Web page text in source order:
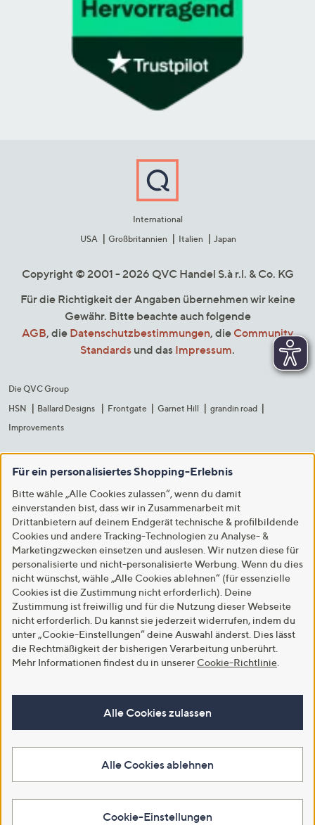
International
USA
Großbritannien Italien Japan
Copyright © 2001 - 2026 QVC Handel S.à r.l. & Co. KG
Für die Richtigkeit der Angaben übernehmen wir keine
Gewähr. Bitte beachte auch folgende
AGB, die Datenschutzbestimmungen, die Community
Standards und das Impressum.
Die QVC Group
HSN
Ballard Designs Frontgate Garnet Hill
grandin road
Improvements
Für ein personalisiertes Shopping-Erlebnis
Bitte wähle „Alle Cookies zulassen“, wenn du damit
einverstanden bist, dass wir in Zusammenarbeit mit
Drittanbietern auf deinem Endgerät technische & profilbildende
Cookies und andere Tracking-Technologien zu Analyse- &
Marketingzwecken einsetzen und auslesen. Wir nutzen diese für
personalisierte und nicht-personalisierte Werbung. Wenn du dies
nicht wünschst, wähle „Alle Cookies ablehnen“ (für essenzielle
Cookies ist die Zustimmung nicht erforderlich). Deine
Zustimmung ist freiwillig und für die Nutzung dieser Webseite
nicht erforderlich. Du kannst sie jederzeit widerrufen, indem du
unter „Cookie-Einstellungen“ deine Auswahl änderst. Dies lässt
die Rechtmäßigkeit der bisherigen Verarbeitung unberührt.
Mehr Informationen findest du in unserer Cookie-Richtlinie
Alle Cookies zulassen
Alle Cookies ablehnen
Cookie-Einstellungen